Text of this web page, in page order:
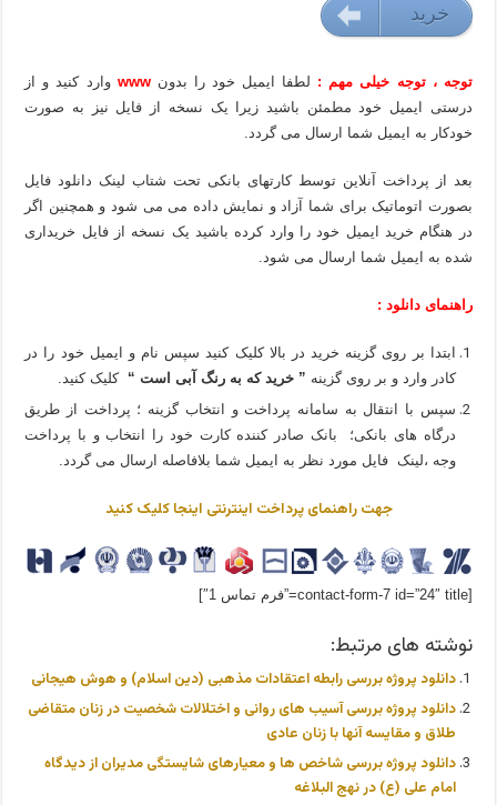
9000 تومان خريد
توجه ، توجه خیلی مهم : لطفا ایمیل خود را بدون www وارد کنید و از
درستی ایمیل خود مطمئن باشید زیرا یک نسخه از فایل نیز به صورت
خودکار به ایمیل شما ارسال می گردد.
بعد از پرداخت آنلاین توسط کارتهای بانکی تحت شتاب لینک دانلود فایل
بصورت اتوماتیک برای شما آزاد و نمایش داده می می شود و همچنین اگر
در هنگام خرید ایمیل خود را وارد کرده باشید یک نسخه از فایل خریداری
شده به ایمیل شما ارسال می شود.
راهنمای دانلود :
ابتدا بر روی گزینه خرید در بالا کلیک کنید سپس نام و ایمیل خود را در
کادر وارد و بر روی گزینه ” خرید که به رنگ آبی است “ کلیک کنید.
سپس با انتقال به سامانه پرداخت و انتخاب گزینه ؛ پرداخت از طریق
درگاه های بانکی؛ بانک صادر کننده کارت خود را انتخاب و با پرداخت
وجه ،لینک فایل مورد نظر به ایمیل شما بلافاصله ارسال می گردد.
جهت راهنمای پرداخت اینترنتی اینجا کلیک کنید
[contact-form-7 id=”24″ title=”فرم تماس 1″]
نوشته های مرتبط:
دانلود پروژه بررسی رابطه اعتقادات مذهبی (دین اسلام) و هوش هیجانی
دانلود پروژه بررسی آسیب های روانی و اختلالات شخصیت در زنان متقاضی
طلاق و مقایسه آنها با زنان عادی
دانلود پروژه بررسی شاخص ها و معیارهای شایستگی مدیران از دیدگاه
امام علی (ع) در نهج البلاغه